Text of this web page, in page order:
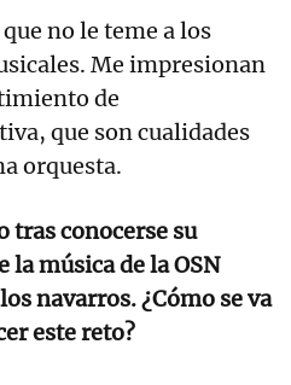
no le teme a los
Me impresionan
de
que son cualidades
orquesta.
tras conocerse su
música de la OSN
navarros. ¿Cómo se va
este reto?